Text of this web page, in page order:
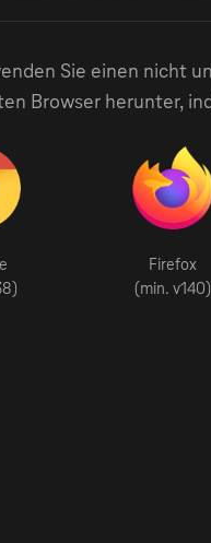
Sie einen nicht
Browser herunter,
Firefox
(min. v140)